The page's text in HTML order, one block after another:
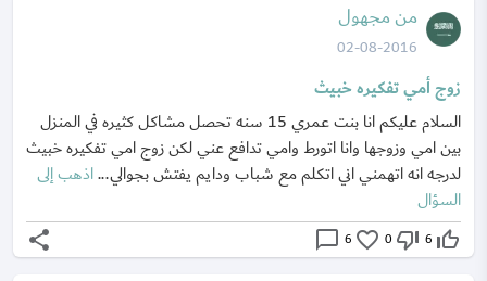
من مجهول
02-08-2016
زوج أمي تفكيره خبيث
السلام عليكم انا بنت عمري 15 سنه تحصل مشاكل كثيره في المنزل
بين امي وزوجها وانا اتورط وامي تدافع عني لكن زوج امي تفكيره خبيث
لدرجه انه اتهمني اني اتكلم مع شباب ودايم يفتش بجوالي...اذهب إلى
السؤال
thumb_up_off_alt
6
thumb_down_off_alt
0
favorite_border
6
chat_bubble_outline
share